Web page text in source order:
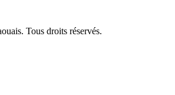
Tous droits réservés.